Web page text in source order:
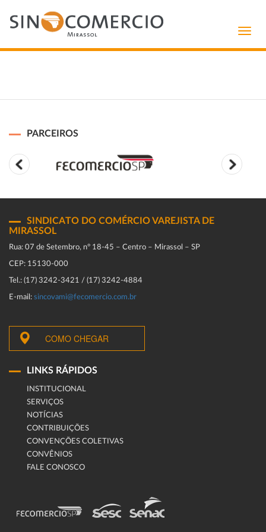
PARCEIROS
SINDICATO DO COMÉRCIO VAREJISTA DE
MIRASSOL
Rua: 07 de Setembro, n° 18-45 – Centro – Mirassol – SP
CEP: 15130-000
Tel.: (17) 3242-3421 / (17) 3242-4884
E-mail: sincovami@fecomercio.com.br
COMO CHEGAR
LINKS RÁPIDOS
INSTITUCIONAL
SERVIÇOS
NOTÍCIAS
CONTRIBUIÇÕES
CONVENÇÕES COLETIVAS
CONVÊNIOS
FALE CONOSCO